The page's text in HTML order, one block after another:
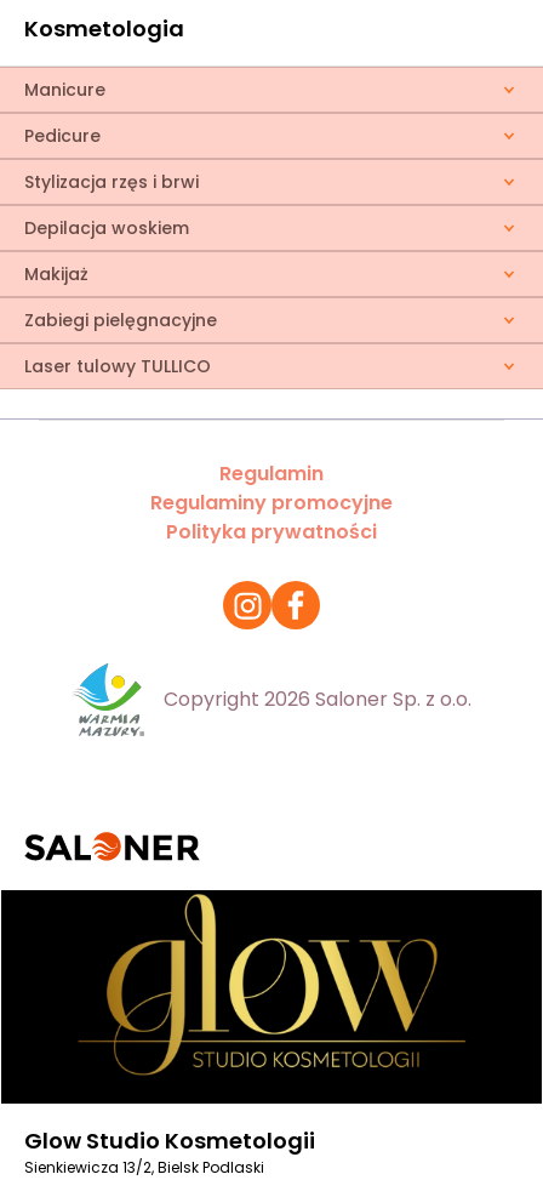
Kosmetologia
Manicure
Pedicure
Stylizacja rzęs i brwi
Depilacja woskiem
Makijaż
Zabiegi pielęgnacyjne
Laser tulowy TULLICO
Regulamin
Regulaminy promocyjne
Polityka prywatności
Copyright 2026 Saloner Sp. z o.o.
Glow Studio Kosmetologii
Sienkiewicza 13/2, Bielsk Podlaski